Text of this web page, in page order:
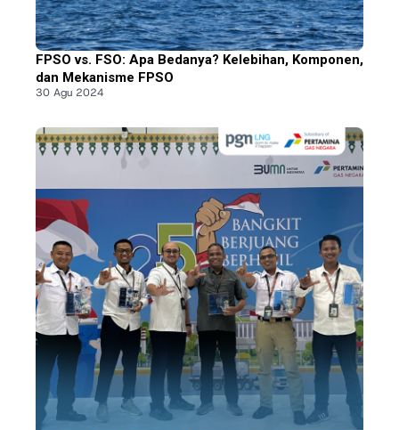
FPSO vs. FSO: Apa Bedanya? Kelebihan, Komponen,
dan Mekanisme FPSO
30 Agu 2024